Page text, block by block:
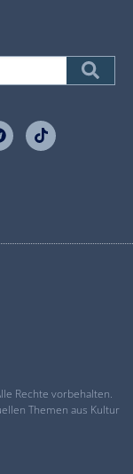
Rechte vorbehalten.
Themen aus Kultur